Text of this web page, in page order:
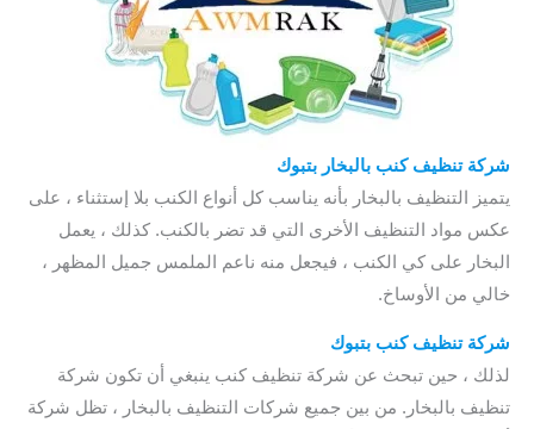
شركة تنظيف كنب بالبخار بتبوك
يتميز التنظيف بالبخار بأنه يناسب كل أنواع الكنب بلا إستثناء ، على
عكس مواد التنظيف الأخرى التي قد تضر بالكنب. كذلك ، يعمل
البخار على كي الكنب ، فيجعل منه ناعم الملمس جميل المظهر ،
خالي من الأوساخ.
شركة تنظيف كنب بتبوك
لذلك ، حين تبحث عن شركة تنظيف كنب ينبغي أن تكون شركة
تنظيف بالبخار. من بين جميع شركات التنظيف بالبخار ، تظل شركة